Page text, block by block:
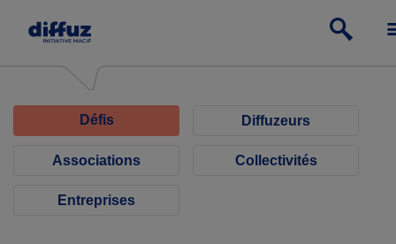
Défis Diffuzeurs
Associations Collectivités
Entreprises